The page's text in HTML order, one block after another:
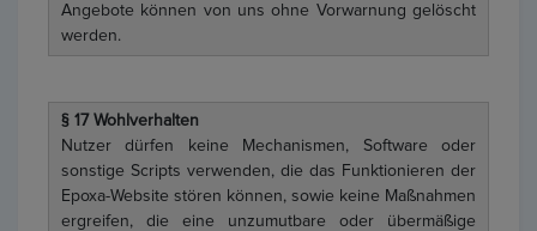
Angebote können von uns ohne Vorwarnung gelöscht
werden.
§ 17 Wohlverhalten
Nutzer dürfen keine Mechanismen, Software oder
sonstige Scripts verwenden, die das Funktionieren der
Epoxa-Website stören können, sowie keine Maßnahmen
ergreifen, die eine unzumutbare oder übermäßige